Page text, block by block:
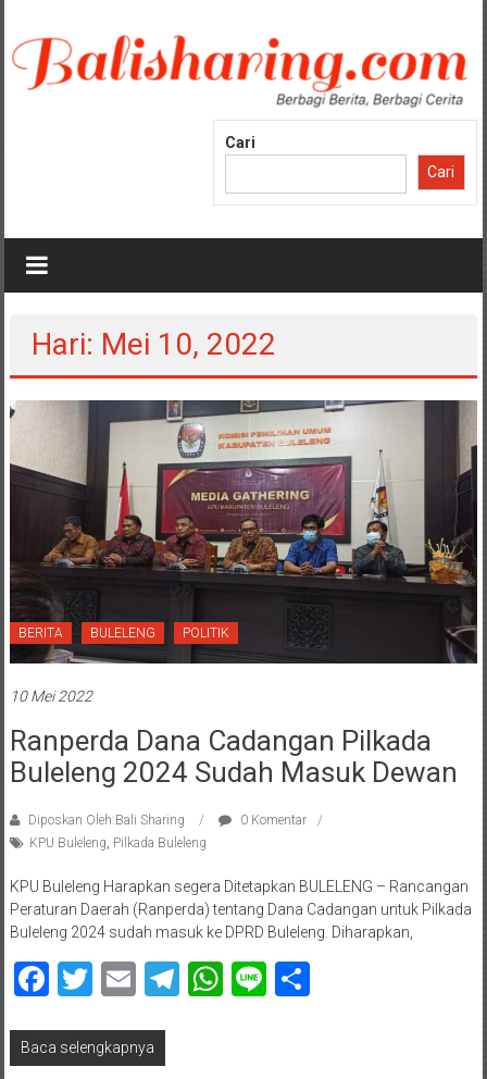
konten
Cari
Cari
Hari: Mei 10, 2022
BERITA BULELENG POLITIK
10 Mei 2022
Ranperda Dana Cadangan Pilkada
Buleleng 2024 Sudah Masuk Dewan
Diposkan Oleh:Bali Sharing
0 Komentar
KPU Buleleng, Pilkada Buleleng
KPU Buleleng Harapkan segera Ditetapkan BULELENG – Rancangan
Peraturan Daerah (Ranperda) tentang Dana Cadangan untuk Pilkada
Buleleng 2024 sudah masuk ke DPRD Buleleng. Diharapkan,
Facebook
Twitter
EmailTelegram
WhatsApp
LineShare
Baca selengkapnya